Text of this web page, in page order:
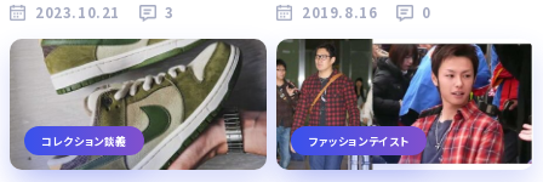
2023.10.21 3 2019.8.16 0
コレクション談義 ファッションテイスト